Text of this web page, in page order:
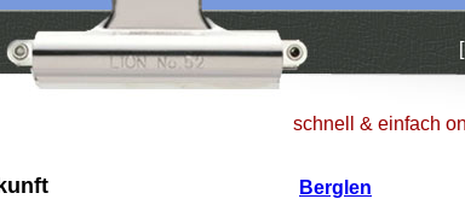
schnell & einfach
Berglen